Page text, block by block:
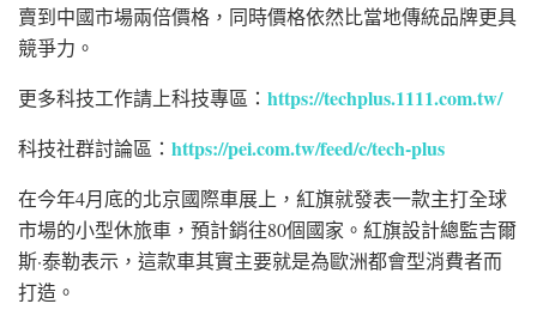
賣到中國市場兩倍價格，同時價格依然比當地傳統品牌更具
競爭力。
更多科技工作請上科技專區： https://techplus.1111.com.tw/
科技社群討論區： https://pei.com.tw/feed/c/tech-plus
在今年4月底的北京國際車展上，紅旗就發表一款主打全球
市場的小型休旅車，預計銷往80個國家。紅旗設計總監吉爾
斯·泰勒表示，這款車其實主要就是為歐洲都會型消費者而
打造。